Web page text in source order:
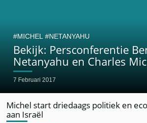
Bekijk: Persconferentie
Netanyahu en Charles
7 Februari 2017
MICHEL NETANYAHU
Michel start driedaags politiek en
aan Israël